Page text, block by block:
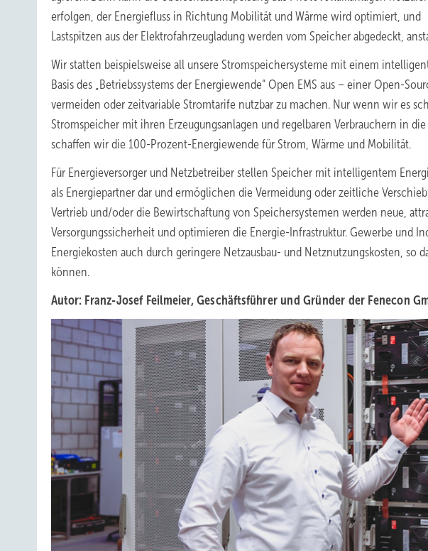
erfolgen, der Energiefluss in Richtung Mobilität und Wärme wird optimiert, und
Lastspitzen aus der Elektrofahrzeugladung werden vom Speicher abgedeckt,
Wir statten beispielsweise all unsere Stromspeichersysteme mit einem
Basis des „Betriebssystems der Energiewende“ Open EMS aus – einer Open-
vermeiden oder zeitvariable Stromtarife nutzbar zu machen. Nur wenn wir es
Stromspeicher mit ihren Erzeugungsanlagen und regelbaren Verbrauchern in
schaffen wir die 100-Prozent-Energiewende für Strom, Wärme und Mobilität.
Für Energieversorger und Netzbetreiber stellen Speicher mit intelligentem
als Energiepartner dar und ermöglichen die Vermeidung oder zeitliche
Vertrieb und/oder die Bewirtschaftung von Speichersystemen werden neue,
Versorgungssicherheit und optimieren die Energie-Infrastruktur. Gewerbe und
Energiekosten auch durch geringere Netzausbau- und Netznutzungskosten, so
können.
Autor: Franz-Josef Feilmeier, Geschäftsführer und Gründer der Fenecon